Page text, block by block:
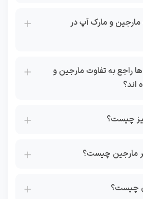
و مارک آپ در
راجع به تفاوت مارجین و
چیست؟
بر مارجین چیست؟
چیست؟